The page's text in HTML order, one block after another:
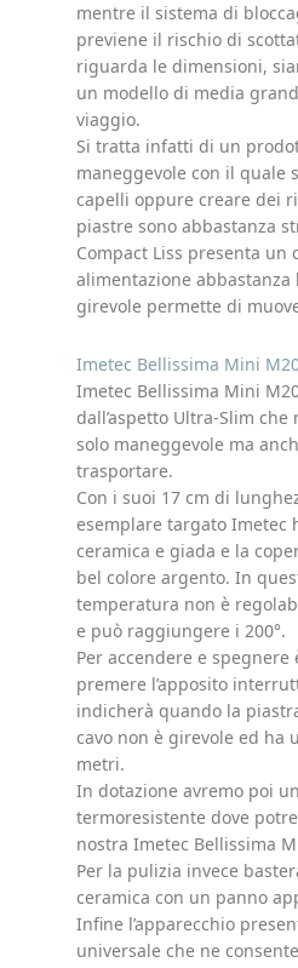
mentre il sistema di
previene il rischio di
riguarda le dimensioni,
un modello di media
viaggio.
Si tratta infatti di un
maneggevole con il quale
capelli oppure creare dei
piastre sono abbastanza
Compact Liss presenta un
alimentazione abbastanza
girevole permette di
Imetec Bellissima Mini
Imetec Bellissima Mini
dall’aspetto Ultra-Slim
solo maneggevole ma
trasportare.
Con i suoi 17 cm di
esemplare targato Imetec
ceramica e giada e la
bel colore argento. In
temperatura non è
e può raggiungere i 200°.
Per accendere e spegnere
premere l’apposito
indicherà quando la
cavo non è girevole ed ha
metri.
In dotazione avremo poi
termoresistente dove
nostra Imetec Bellissima
Per la pulizia invece
ceramica con un panno
Infine l’apparecchio
universale che ne